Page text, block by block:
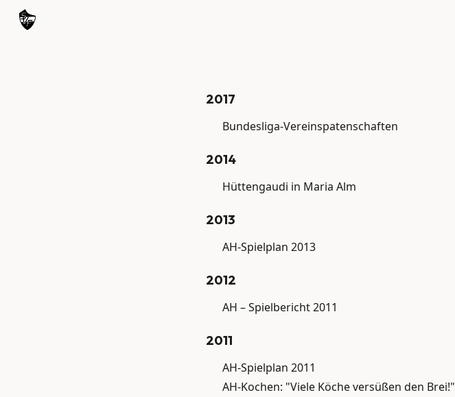
2017
Bundesliga-Vereinspatenschaften
2014
Hüttengaudi in Maria Alm
2013
AH-Spielplan 2013
2012
AH – Spielbericht 2011
2011
AH-Spielplan 2011
AH-Kochen: "Viele Köche versüßen den Brei!"